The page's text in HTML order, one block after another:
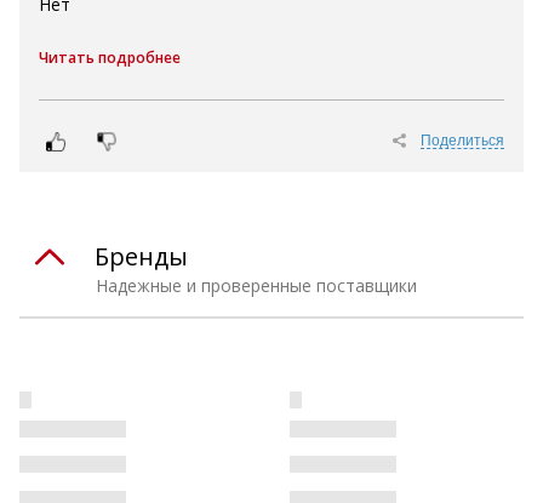
Читать подробнее
Поделиться
Надежные и проверенные поставщики
Бренды